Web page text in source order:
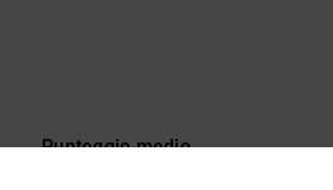
Punteggio medio